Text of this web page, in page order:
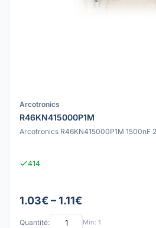
Arcotronics
R46KN415000P1M
Arcotronics R46KN415000P1M 1500nF
414
1.03€ – 1.11€
Quantité: Min: 1